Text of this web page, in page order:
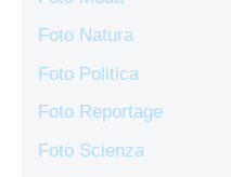
Foto Natura
Foto Politica
Foto Reportage
Foto Scienza